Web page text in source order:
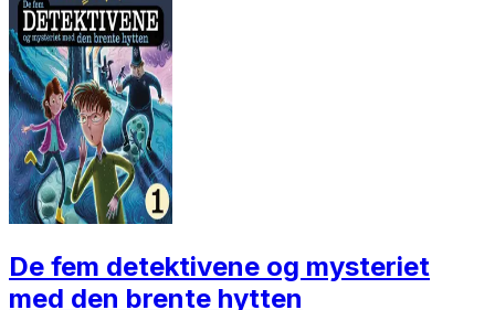
De fem detektivene og mysteriet
med den brente hytten